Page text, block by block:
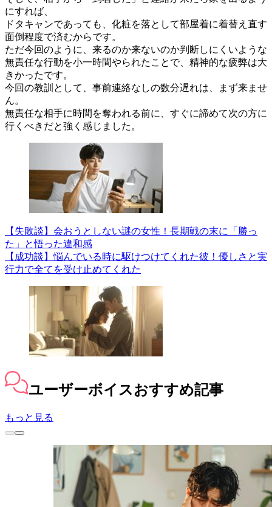
にすれば、
ドタキャンであっても、化粧を落として部屋着に着替え直す
面倒程度で済むからです。
ただ今回のように、来るのか来ないのか判断しにくいような
無責任な行動を小一時間やられたことで、精神的な疲弊は大
きかったです。
今回の教訓として、事前連絡なしの数分遅れは、まず来ませ
ん。
無責任な相手に時間を奪われる前に、すぐに諦めて次の方に
行くべきだと強く感じました。
【失敗談】会おうとしない謎の女性！長期戦の末に「勝っ
た」と悟った違和感
【成功談】悩んでいる時に駆けつけてくれた彼！優しさと実
行力で全てを受け止めてくれた
ユーザーボイスおすすめ記事
もっと見る